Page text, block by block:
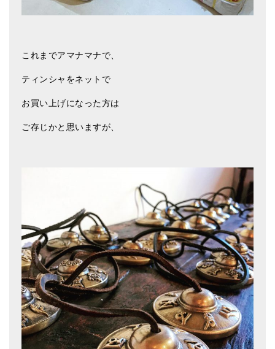
特大シンギングボウル・特殊柄
お香定期購入（ラクとくサブスク）
チベット高僧のオラクルカード
ベル＆ドルジェ
シンギングボウル入門本・CD
アウトレット
オリジナルグッズ
神々とつながるジュエリー
これまでアマナマナで、
ティンシャをネットで
お買い上げになった方は
ご存じかと思いますが、